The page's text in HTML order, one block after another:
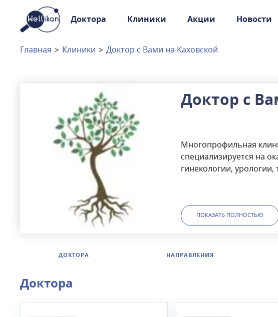
Доктора Клиники Акции Новости
Доктора
Клиники
иМосковская область
Связаться с нами
Главная > Клиники > Доктор с Вами на Каховской
Доктор с
Многопрофильная
специализируется на
гинекологии,
санаторно-курортная
медкомиссия, справка
бассейн и др.Среди
ПОКАЗАТЬ ПОЛНОСТЬЮ
ДОКТОРА НАПРАВЛЕНИЯ
Доктора